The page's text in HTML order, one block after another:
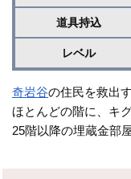
道具持込
レベル
奇岩谷の住民を救出
ほとんどの階に、キ
25階以降の埋蔵金部